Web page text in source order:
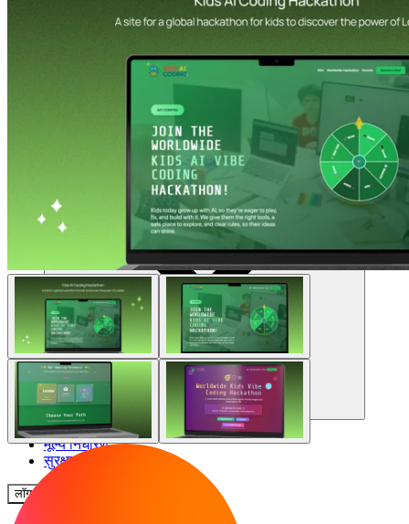
समुदाय
मूल्य निर्धारण
सुरक्षा
लॉग इन करें